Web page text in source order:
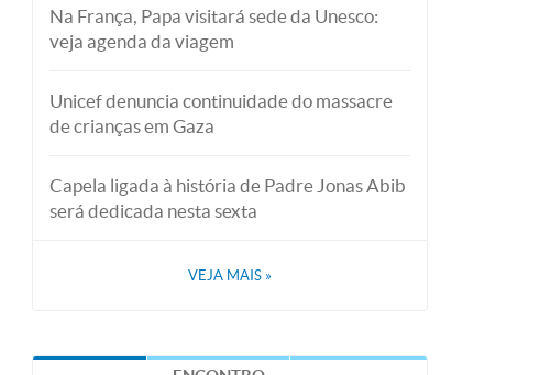
Na França, Papa visitará sede da Unesco:
veja agenda da viagem
Unicef denuncia continuidade do massacre
de crianças em Gaza
Capela ligada à história de Padre Jonas Abib
será dedicada nesta sexta
VEJA MAIS »